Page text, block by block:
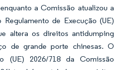
a Comissão atualizou a
de Execução (UE)
altera os direitos antidumping
de grande porte chinesas. O
(UE) 2026/718 da Comissão